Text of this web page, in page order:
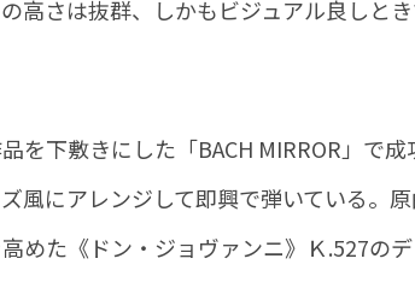
高さは抜群、しかもビジュアル良しと
を下敷きにした「BACH MIRROR」で
風にアレンジして即興で弾いている。
めた《ドン・ジョヴァンニ》Ｋ.527の